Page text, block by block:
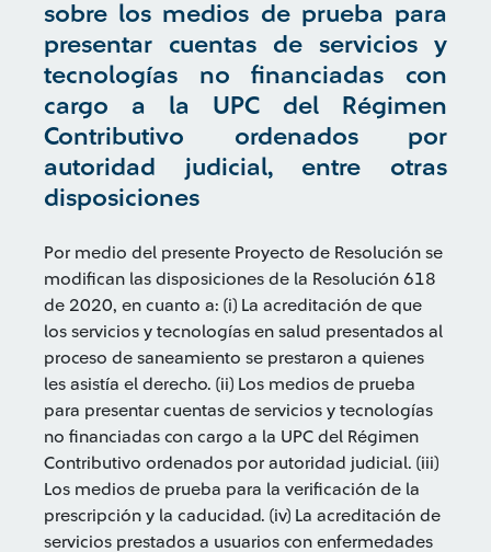
sobre los medios de prueba para
presentar cuentas de servicios y
tecnologías no financiadas con
cargo a la UPC del Régimen
Contributivo ordenados por
autoridad judicial, entre otras
disposiciones
Por medio del presente Proyecto de Resolución se
modifican las disposiciones de la Resolución 618
de 2020, en cuanto a: (i) La acreditación de que
los servicios y tecnologías en salud presentados al
proceso de saneamiento se prestaron a quienes
les asistía el derecho. (ii) Los medios de prueba
para presentar cuentas de servicios y tecnologías
no financiadas con cargo a la UPC del Régimen
Contributivo ordenados por autoridad judicial. (iii)
Los medios de prueba para la verificación de la
prescripción y la caducidad. (iv) La acreditación de
servicios prestados a usuarios con enfermedades